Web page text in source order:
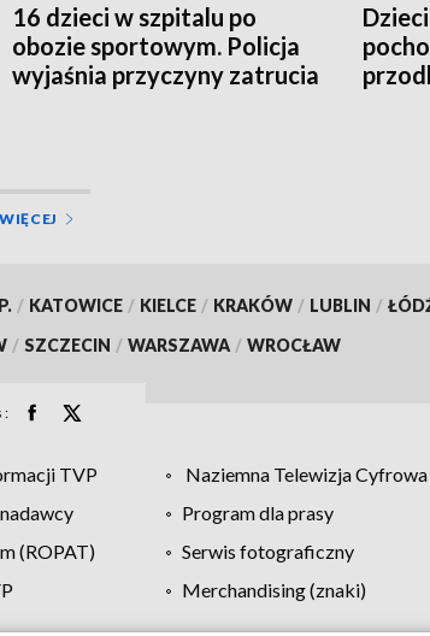
16 dzieci w szpitalu po
obozie sportowym. Policja
wyjaśnia przyczyny zatrucia
/ KATOWICE / KIELCE / KRAKÓW / LUBLIN /
/ SZCZECIN / WARSZAWA / WROCŁAW
TVP Naziemna Telewizja Cyfrowa
Program dla prasy
(ROPAT)
Serwis fotograficzny
Merchandising (znaki)